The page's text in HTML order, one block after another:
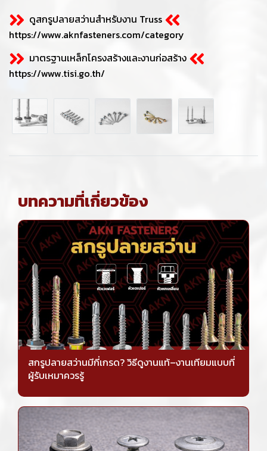
ดูสกรูปลายสว่านสำหรับงาน Truss
https://www.aknfasteners.com/category
มาตรฐานเหล็กโครงสร้างและงานก่อสร้าง
https://www.tisi.go.th/
บทความที่เกี่ยวข้อง
สกรูปลายสว่านมีกี่เกรด? วิธีดูงานแท้–งานเทียมแบบที่
ผู้รับเหมาควรรู้